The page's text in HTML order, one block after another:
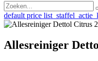
default price
Allesreiniger